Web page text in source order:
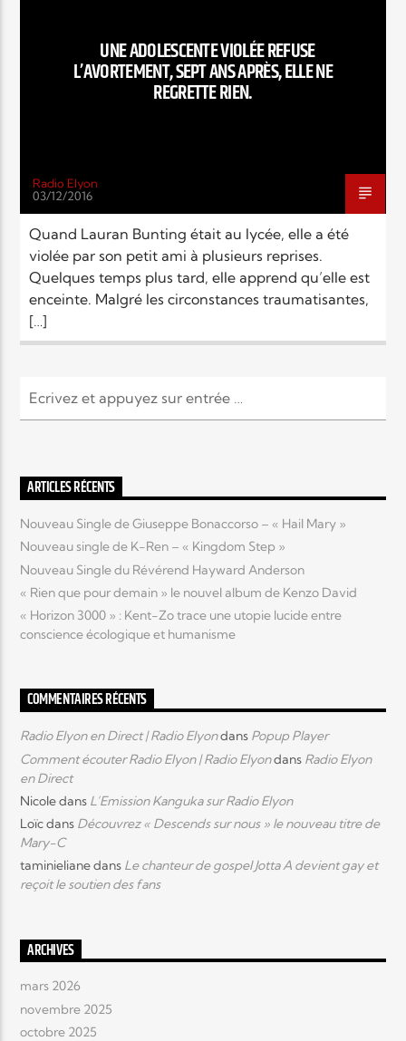
Radio Elyon
Elyon Rhema
Elyon Kids
UNE ADOLESCENTE VIOLÉE REFUSE
L’AVORTEMENT, SEPT ANS APRÈS, ELLE NE
REGRETTE RIEN.
Radio Elyon
03/12/2016
Quand Lauran Bunting était au lycée, elle a été
violée par son petit ami à plusieurs reprises.
Quelques temps plus tard, elle apprend qu’elle est
enceinte. Malgré les circonstances traumatisantes,
[…]
ARTICLES RÉCENTS
Nouveau Single de Giuseppe Bonaccorso – « Hail Mary »
Nouveau single de K-Ren – « Kingdom Step »
Nouveau Single du Révérend Hayward Anderson
« Rien que pour demain » le nouvel album de Kenzo David
« Horizon 3000 » : Kent-Zo trace une utopie lucide entre
conscience écologique et humanisme
COMMENTAIRES RÉCENTS
Radio Elyon en Direct | Radio Elyondans Popup Player
Comment écouter Radio Elyon | Radio Elyondans Radio Elyon
en Direct
Nicoledans L’Emission Kanguka sur Radio Elyon
Loïcdans Découvrez « Descends sur nous » le nouveau titre de
Mary-C
taminielianedans Le chanteur de gospel Jotta A devient gay et
reçoit le soutien des fans
ARCHIVES
mars 2026
novembre 2025
octobre 2025